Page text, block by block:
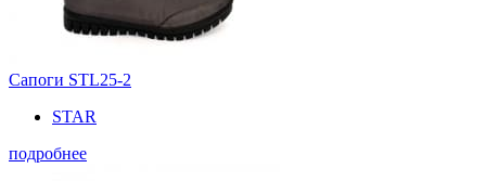
Сапоги STL25-2
STAR
подробнее